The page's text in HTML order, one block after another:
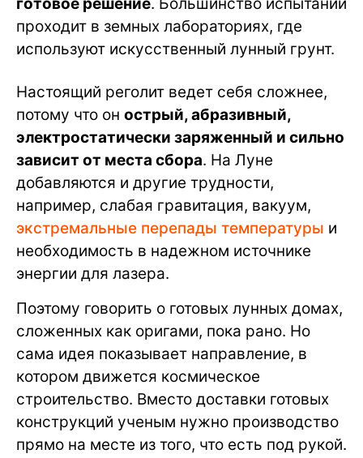
готовое решение. Большинство испытаний
проходит в земных лабораториях, где
используют искусственный лунный грунт.
Настоящий реголит ведет себя сложнее,
потому что он острый, абразивный,
электростатически заряженный и сильно
зависит от места сбора. На Луне
добавляются и другие трудности,
например, слабая гравитация, вакуум,
экстремальные перепады температуры и
необходимость в надежном источнике
энергии для лазера.
Поэтому говорить о готовых лунных домах,
сложенных как оригами, пока рано. Но
сама идея показывает направление, в
котором движется космическое
строительство. Вместо доставки готовых
конструкций ученым нужно производство
прямо на месте из того, что есть под рукой.